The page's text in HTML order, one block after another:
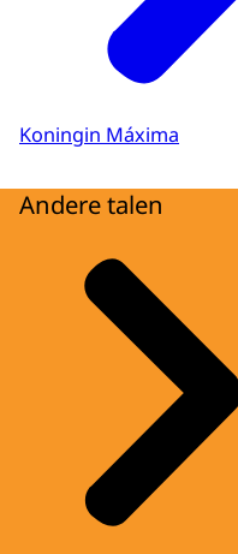
Koningin Máxima
Andere talen